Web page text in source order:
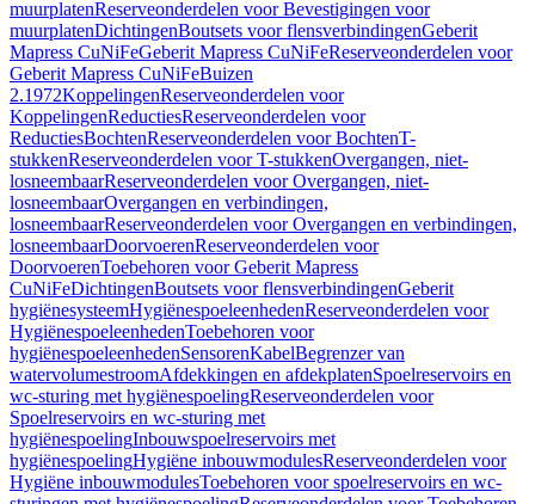
muurplatenReserveonderdelen voor Bevestigingen voor
muurplatenDichtingenBoutsets voor flensverbindingenGeberit
Mapress CuNiFeGeberit Mapress CuNiFeReserveonderdelen voor
Geberit Mapress CuNiFeBuizen
2.1972KoppelingenReserveonderdelen voor
KoppelingenReductiesReserveonderdelen voor
ReductiesBochtenReserveonderdelen voor BochtenT-
stukkenReserveonderdelen voor T-stukkenOvergangen, niet-
losneembaarReserveonderdelen voor Overgangen, niet-
losneembaarOvergangen en verbindingen,
losneembaarReserveonderdelen voor Overgangen en verbindingen,
losneembaarDoorvoerenReserveonderdelen voor
DoorvoerenToebehoren voor Geberit Mapress
CuNiFeDichtingenBoutsets voor flensverbindingenGeberit
hygiënesysteemHygiënespoeleenhedenReserveonderdelen voor
HygiënespoeleenhedenToebehoren voor
hygiënespoeleenhedenSensorenKabelBegrenzer van
watervolumestroomAfdekkingen en afdekplatenSpoelreservoirs en
wc-sturing met hygiënespoelingReserveonderdelen voor
Spoelreservoirs en wc-sturing met
hygiënespoelingInbouwspoelreservoirs met
hygiënespoelingHygiëne inbouwmodulesReserveonderdelen voor
Hygiëne inbouwmodulesToebehoren voor spoelreservoirs en wc-